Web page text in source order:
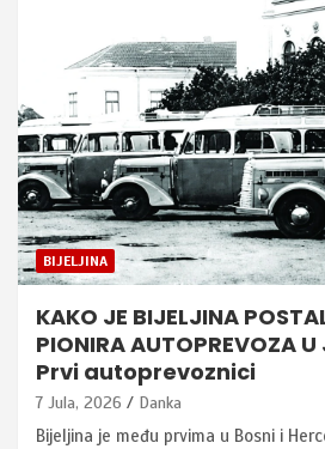
BIJELJINA
KAKO JE BIJELJINA
PIONIRA AUTOPREVOZA
Prvi autoprevoznici
7 Jula, 2026 Danka
Bijeljina je među prvima u Bosni i